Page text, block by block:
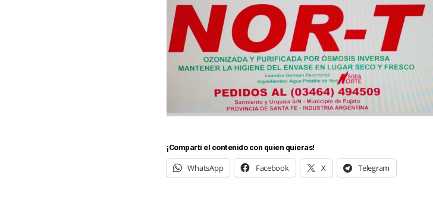
¡Compartí el contenido con quien quieras!
WhatsApp Facebook X Telegram